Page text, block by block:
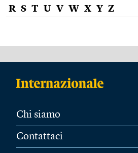
R S T U V W X Y Z
Chi siamo
Contattaci